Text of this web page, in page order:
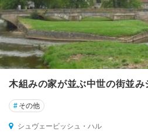
ュ
ー
ビ
ン
ゲ
ン
ュ
リ
木組みの家が並ぶ中世の街並
# その他
シュヴェービッシュ・ハル